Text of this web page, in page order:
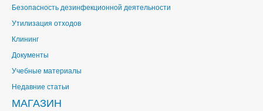
Безопасность дезинфекционной деятельности
Утилизация отходов
Клининг
Документы
Учебные материалы
Недавние статьи
МАГАЗИН